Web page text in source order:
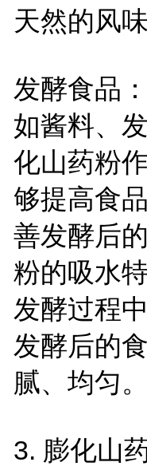
天然的风味
发酵食品
如酱料、
化山药粉
够提高食
善发酵后
粉的吸水
发酵过程
发酵后的
腻、均匀。
3. 膨化山